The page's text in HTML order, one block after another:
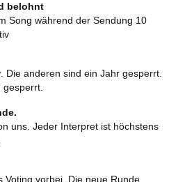
belohnt
Song während der Sendung 10
Die anderen sind ein Jahr gesperrt.
gesperrt.
uns. Jeder Interpret ist höchstens
Voting vorbei. Die neue Runde